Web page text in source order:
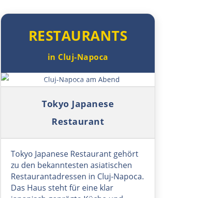
Patras
Mesolongi
Argos Orestiko
Giannitsa
RESTAURANTS
in Cluj-Napoca
Symbolbild: Cluj-Napoca am Abend
Tokyo Japanese
Restaurant
Tokyo Japanese Restaurant gehört
zu den bekanntesten asiatischen
Restaurantadressen in Cluj-Napoca.
Das Haus steht für eine klar